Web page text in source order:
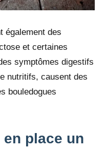
également des
et certaines
symptômes digestifs
nutritifs, causent des
bouledogues
place un